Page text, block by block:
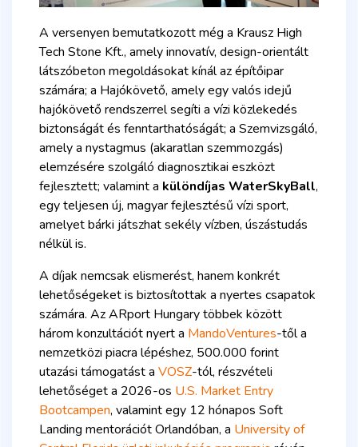
A versenyen bemutatkozott még a Krausz High
Tech Stone Kft., amely innovatív, design-orientált
látszóbeton megoldásokat kínál az építőipar
számára; a Hajókövető, amely egy valós idejű
hajókövető rendszerrel segíti a vízi közlekedés
biztonságát és fenntarthatóságát; a Szemvizsgáló,
amely a nystagmus (akaratlan szemmozgás)
elemzésére szolgáló diagnosztikai eszközt
fejlesztett; valamint a különdíjas WaterSkyBall,
egy teljesen új, magyar fejlesztésű vízi sport,
amelyet bárki játszhat sekély vízben, úszástudás
nélkül is.
A díjak nemcsak elismerést, hanem konkrét
lehetőségeket is biztosítottak a nyertes csapatok
számára. Az ARport Hungary többek között
három konzultációt nyert a MandoVentures-től a
nemzetközi piacra lépéshez, 500.000 forint
utazási támogatást a VOSZ-tól, részvételi
lehetőséget a 2026-os U.S. Market Entry
Bootcampen, valamint egy 12 hónapos Soft
Landing mentorációt Orlandóban, a University of